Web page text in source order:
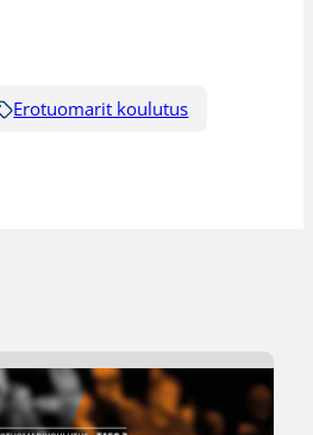
Erotuomarit koulutus